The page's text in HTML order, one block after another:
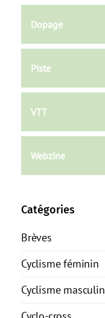
Dopage
Piste
VTT
Webzine
Catégories
Brèves
Cyclisme féminin
Cyclisme masculin